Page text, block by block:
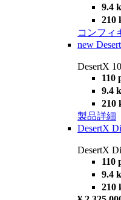
9.4
210
コンフィ
new
DesertX
110
9.4
210
製品詳細
DesertX
DesertX
110
9.4
210